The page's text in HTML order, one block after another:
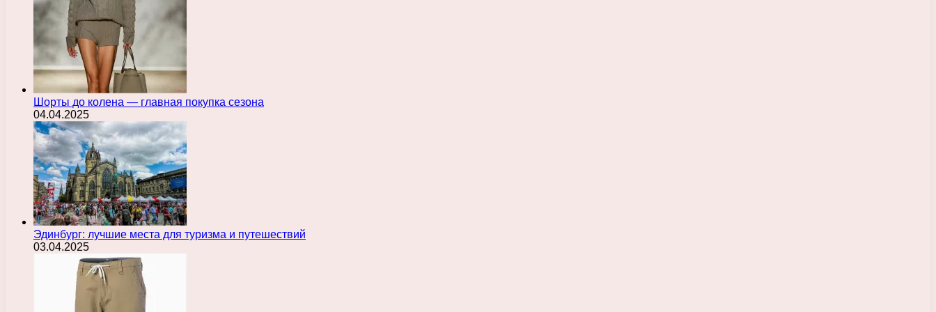
Шорты до колена — главная покупка сезона
04.04.2025
Эдинбург: лучшие места для туризма и путешествий
03.04.2025